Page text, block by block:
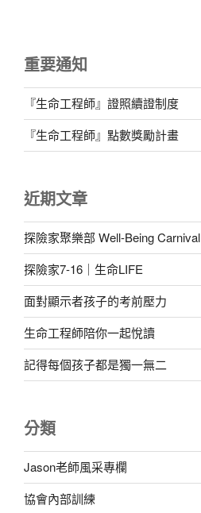
重要通知
『生命工程師』證照續證制度
『生命工程師』點數獎勵計畫
近期文章
探險家聚樂部 Well-Being Carnival
探險家7-16｜生命LIFE
面對顯示者孩子的考前壓力
生命工程師陪你一起悅讀
記得每個孩子都是獨一無二
分類
Jason老師風采專欄
協會內部訓練